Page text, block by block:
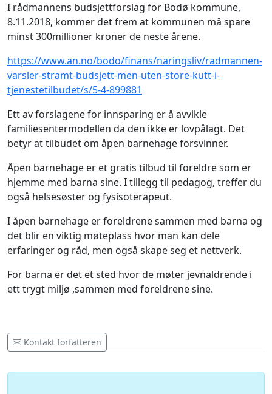
I rådmannens budsjettforslag for Bodø kommune,
8.11.2018, kommer det frem at kommunen må spare
minst 300millioner kroner de neste årene.
https://www.an.no/bodo/finans/naringsliv/radmannen-
varsler-stramt-budsjett-men-uten-store-kutt-i-
tjenestetilbudet/s/5-4-899881
Ett av forslagene for innsparing er å avvikle
familiesentermodellen da den ikke er lovpålagt. Det
betyr at tilbudet om åpen barnehage forsvinner.
Åpen barnehage er et gratis tilbud til foreldre som er
hjemme med barna sine. I tillegg til pedagog, treffer du
også helsesøster og fysisoterapeut.
I åpen barnehage er foreldrene sammen med barna og
det blir en viktig møteplass hvor man kan dele
erfaringer og råd, men også skape seg et nettverk.
For barna er det et sted hvor de møter jevnaldrende i
ett trygt miljø ,sammen med foreldrene sine.
Kontakt forfatteren